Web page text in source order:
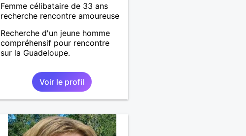
Femme célibataire de 33 ans
recherche rencontre amoureuse
Recherche d'un jeune homme
compréhensif pour rencontre
sur la Guadeloupe.
Voir le profil